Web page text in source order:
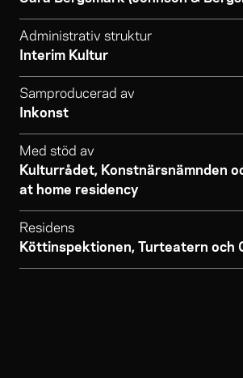
Administrativ struktur
Interim Kultur
Samproducerad av
Inkonst
Med stöd av
Kulturrådet, Konstnärsnämnden
at home residency
Residens
Köttinspektionen, Turteatern och